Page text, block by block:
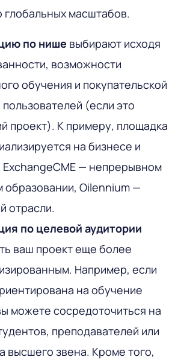
глобальных масштабов.
по нише выбирают исходя
возможности
обучения и покупательской
(если это
проект). К примеру, площадка
на бизнесе и
ExchangeCME — непрерывном
образовании, Oilennium —
отрасли.
по целевой аудитории
ваш проект еще более
Например, если
на обучение
можете сосредоточиться на
преподавателей или
высшего звена. Кроме того,